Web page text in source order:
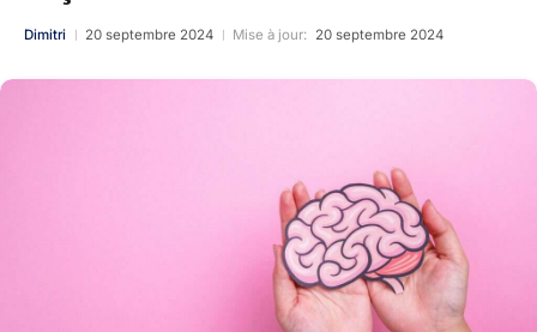
Dimitri 20 septembre 2024 Mise à jour: 20 septembre 2024